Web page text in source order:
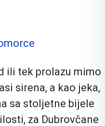
ili tek prolazu mimo
sirena, a kao jeka,
sa stoljetne bijele
za Dubrovčane